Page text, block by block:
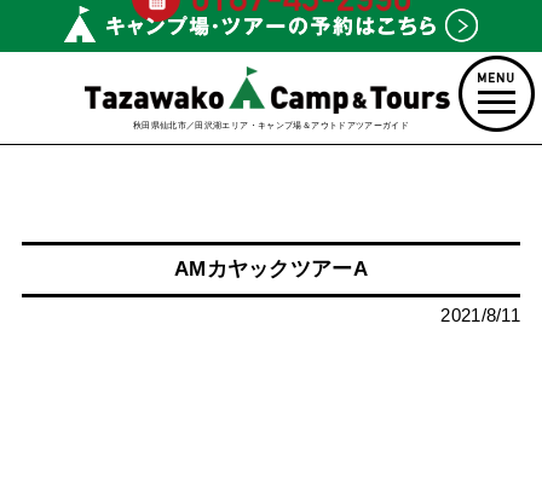
秋田県仙北市／田沢湖エリア・キャンプ場＆アウトドアツアーガイド
AMカヤックツアーA
2021/8/11